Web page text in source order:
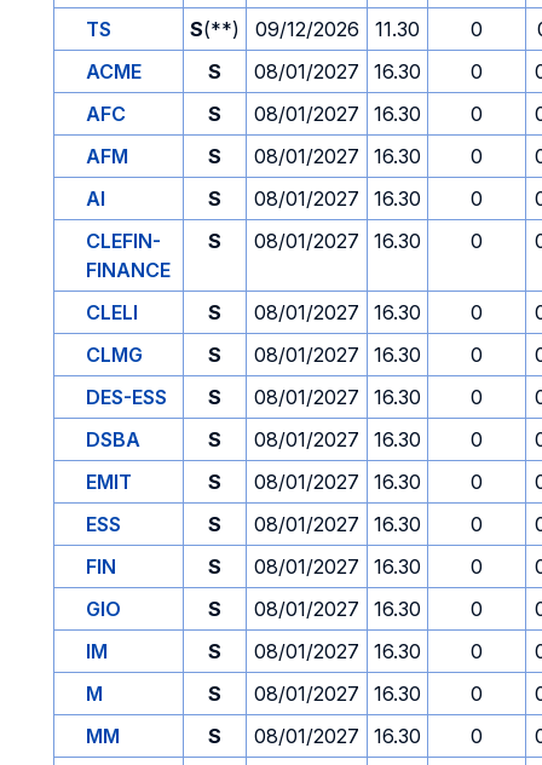
TS
S(**) 09/12/2026 11.30 0
ACME
S 08/01/2027 16.30 0
AFC
S 08/01/2027 16.30 0
AFM
S 08/01/2027 16.30 0
AI
S 08/01/2027 16.30 0
CLEFIN-
FINANCE
S 08/01/2027 16.30 0
CLELI S 08/01/2027 16.30 0
CLMG
S 08/01/2027 16.30 0
DES-ESS
S 08/01/2027 16.30 0
DSBA
S 08/01/2027 16.30 0
EMIT
S 08/01/2027 16.30 0
ESS
S 08/01/2027 16.30 0
FIN
S 08/01/2027 16.30 0
GIO
S 08/01/2027 16.30 0
IM
S 08/01/2027 16.30 0
M
S 08/01/2027 16.30 0
MM
S 08/01/2027 16.30 0